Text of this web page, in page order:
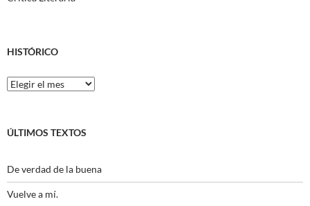
HISTÓRICO
Histórico
ÚLTIMOS TEXTOS
De verdad de la buena
Vuelve a mí.